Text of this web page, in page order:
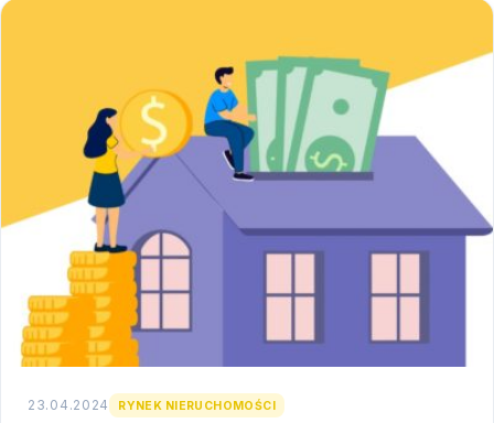
23.04.2024 RYNEK NIERUCHOMOŚCI